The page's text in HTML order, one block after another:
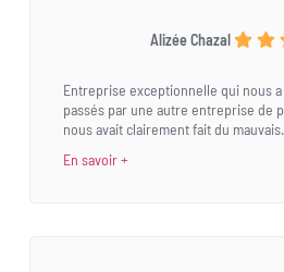
Alizée Chazal
Entreprise exceptionnelle qui nous
passés par une autre entreprise de
nous avait clairement fait du
En savoir +